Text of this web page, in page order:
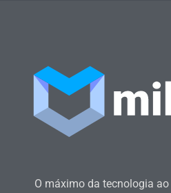
O máximo da tecnologia